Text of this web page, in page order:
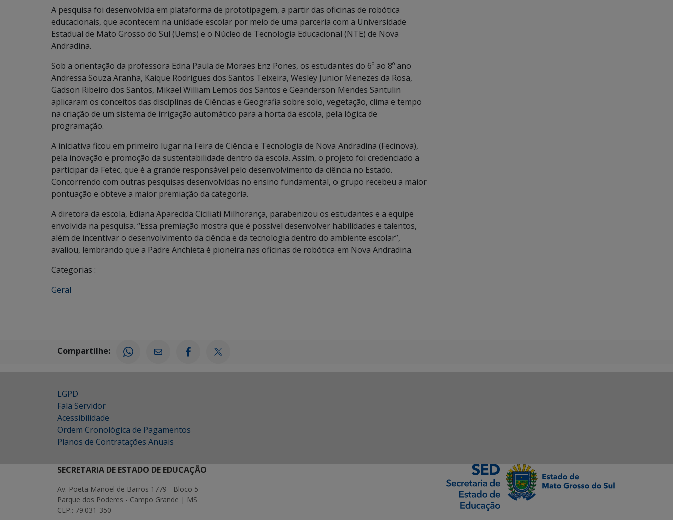
A pesquisa foi desenvolvida em plataforma de prototipagem, a partir das oficinas de robótica
educacionais, que acontecem na unidade escolar por meio de uma parceria com a Universidade
Estadual de Mato Grosso do Sul (Uems) e o Núcleo de Tecnologia Educacional (NTE) de Nova
Andradina.
Sob a orientação da professora Edna Paula de Moraes Enz Pones, os estudantes do 6º ao 8º ano
Andressa Souza Aranha, Kaique Rodrigues dos Santos Teixeira, Wesley Junior Menezes da Rosa,
Gadson Ribeiro dos Santos, Mikael William Lemos dos Santos e Geanderson Mendes Santulin
aplicaram os conceitos das disciplinas de Ciências e Geografia sobre solo, vegetação, clima e tempo
na criação de um sistema de irrigação automático para a horta da escola, pela lógica de
programação.
A iniciativa ficou em primeiro lugar na Feira de Ciência e Tecnologia de Nova Andradina (Fecinova),
pela inovação e promoção da sustentabilidade dentro da escola. Assim, o projeto foi credenciado a
participar da Fetec, que é a grande responsável pelo desenvolvimento da ciência no Estado.
Concorrendo com outras pesquisas desenvolvidas no ensino fundamental, o grupo recebeu a maior
pontuação e obteve a maior premiação da categoria.
A diretora da escola, Ediana Aparecida Ciciliati Milhorança, parabenizou os estudantes e a equipe
envolvida na pesquisa. “Essa premiação mostra que é possível desenvolver habilidades e talentos,
além de incentivar o desenvolvimento da ciência e da tecnologia dentro do ambiente escolar”,
avaliou, lembrando que a Padre Anchieta é pioneira nas oficinas de robótica em Nova Andradina.
Categorias :
Geral
Compartilhe:
LGPD
Fala Servidor
Acessibilidade
Ordem Cronológica de Pagamentos
Planos de Contratações Anuais
SECRETARIA DE ESTADO DE EDUCAÇÃO
Av. Poeta Manoel de Barros 1779 - Bloco 5
Parque dos Poderes - Campo Grande | MS
CEP.: 79.031-350